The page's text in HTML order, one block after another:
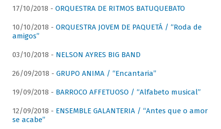
17/10/2018 - ORQUESTRA DE RITMOS BATUQUEBATO
10/10/2018 - ORQUESTRA JOVEM DE PAQUETÁ / “Roda de
amigos”
03/10/2018 - NELSON AYRES BIG BAND
26/09/2018 - GRUPO ANIMA / “Encantaria”
19/09/2018 - BARROCO AFFETUOSO / “Alfabeto musical”
12/09/2018 - ENSEMBLE GALANTERIA / “Antes que o amor
se acabe”